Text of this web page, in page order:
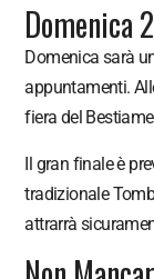
Domenica
Domenica sarà
appuntamenti.
fiera del
Il gran finale è
tradizionale
attrarrà